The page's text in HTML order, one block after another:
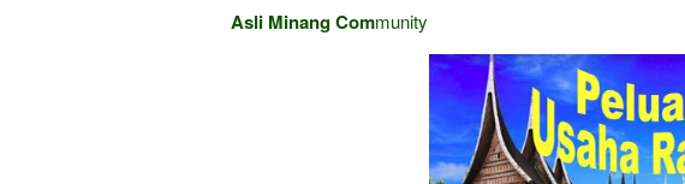
Asli Minang Community